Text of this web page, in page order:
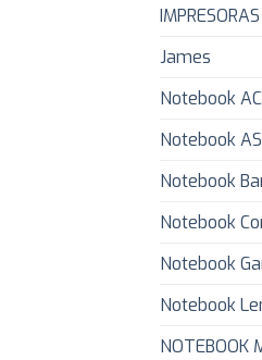
IMPRESORAS
James
Notebook
Notebook
Notebook
Notebook
Notebook
Notebook
NOTEBOOK